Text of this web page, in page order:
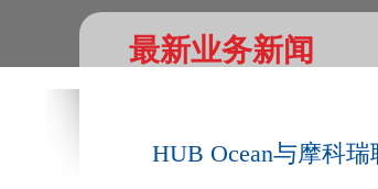
最新业务新闻
HUB Ocean与摩科